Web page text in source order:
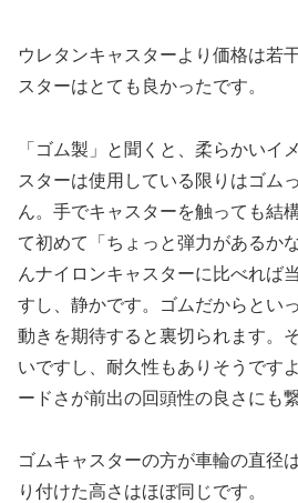
ウレタンキャスターより価格は若
スターはとても良かったです。
「ゴム製」と聞くと、柔らかいイ
スターは使用している限りはゴム
ん。手でキャスターを触っても結
て初めて「ちょっと弾力があるか
んナイロンキャスターに比べれば
すし、静かです。ゴムだからとい
動きを期待すると裏切られます。
いですし、耐久性もありそうです
ードさが前出の回頭性の良さにも
ゴムキャスターの方が車輪の直径
り付けた高さはほぼ同じです。